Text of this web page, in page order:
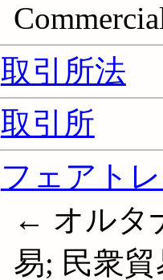
取引所法
取引所
フェアト
← オルタ
易; 民衆貿